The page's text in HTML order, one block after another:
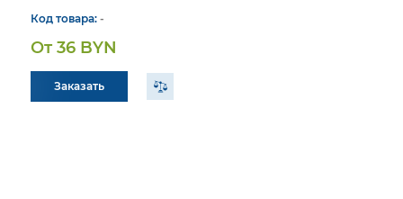
Код товара: -
От 36 BYN
Заказать